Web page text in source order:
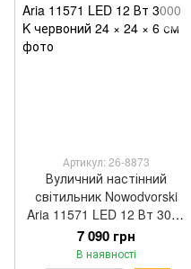
Артикул: 26-8873
Вуличний настінний
світильник Nowodvorski
Aria 11571 LED 12 Вт 3000
K червоний 24 × 24 × 6 см
7 090 грн
В наявності